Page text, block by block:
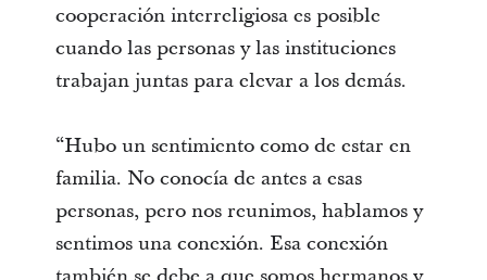
cooperación interreligiosa es posible
cuando las personas y las instituciones
trabajan juntas para elevar a los demás.
“Hubo un sentimiento como de estar en
familia. No conocía de antes a esas
personas, pero nos reunimos, hablamos y
sentimos una conexión. Esa conexión